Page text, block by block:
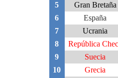
5
Gran Bretaña
6
España
7
Ucrania
8
República
9
Suecia
10
Grecia